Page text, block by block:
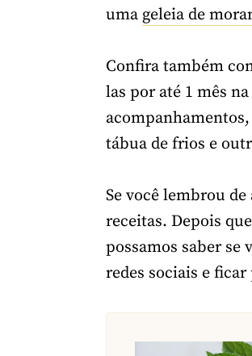
uma geleia de
Confira também
las por até 1 mês
tábua de frios e
Se você lembrou
receitas. Depois
possamos saber se
redes sociais e